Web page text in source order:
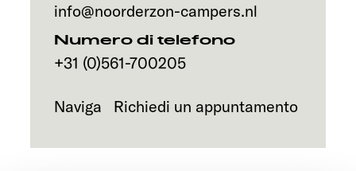
info@noorderzon-campers.nl
Numero di telefono
+31 (0)561-700205
Naviga Richiedi un appuntamento